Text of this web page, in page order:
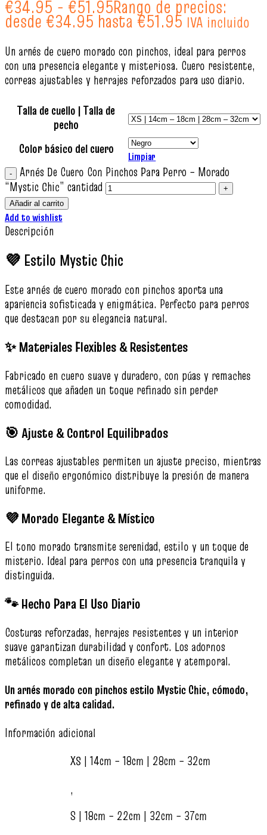
€34.95 - €51.95Rango de precios:
desde €34.95 hasta €51.95 IVA incluido
Un arnés de cuero morado con pinchos, ideal para perros
con una presencia elegante y misteriosa. Cuero resistente,
correas ajustables y herrajes reforzados para uso diario.
Talla de cuello | Talla de
pecho
Color básico del cuero
Limpiar
Arnés De Cuero Con Pinchos Para Perro – Morado
“Mystic Chic” cantidad
Añadir al carrito
Add to wishlist
Descripción
💜 Estilo Mystic Chic
Este arnés de cuero morado con pinchos aporta una
apariencia sofisticada y enigmática. Perfecto para perros
que destacan por su elegancia natural.
✨ Materiales Flexibles & Resistentes
Fabricado en cuero suave y duradero, con púas y remaches
metálicos que añaden un toque refinado sin perder
comodidad.
🎯 Ajuste & Control Equilibrados
Las correas ajustables permiten un ajuste preciso, mientras
que el diseño ergonómico distribuye la presión de manera
uniforme.
💜 Morado Elegante & Místico
El tono morado transmite serenidad, estilo y un toque de
misterio. Ideal para perros con una presencia tranquila y
distinguida.
🐾 Hecho Para El Uso Diario
Costuras reforzadas, herrajes resistentes y un interior
suave garantizan durabilidad y confort. Los adornos
metálicos completan un diseño elegante y atemporal.
Un arnés morado con pinchos estilo Mystic Chic, cómodo,
refinado y de alta calidad.
Información adicional
XS | 14cm – 18cm | 28cm – 32cm
,
S | 18cm – 22cm | 32cm – 37cm